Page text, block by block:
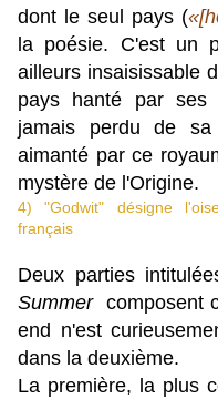
dont le seul pays (
la poésie. C'est un
ailleurs insaisissable
pays hanté par ses
jamais perdu de
aimanté par ce
mystère de l'Origine.
4) "Godwit" désigne
français
Deux parties
Summercomposent
end n'est
dans la deuxième.
La première, la plus